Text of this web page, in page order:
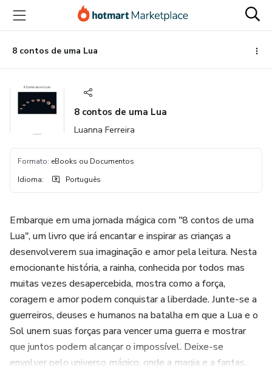
para
conteúdo
principal
para
pagamento
para
rodapé8 contos de uma Lua
8 contos de uma Lua
Luanna Ferreira
Formato: eBooks ou Documentos
Idioma: Português
Embarque em uma jornada mágica com "8 contos de uma
Lua", um livro que irá encantar e inspirar as crianças a
desenvolverem sua imaginação e amor pela leitura. Nesta
emocionante história, a rainha, conhecida por todos mas
muitas vezes desapercebida, mostra como a força,
coragem e amor podem conquistar a liberdade. Junte-se a
guerreiros, deuses e humanos na batalha em que a Lua e o
Sol unem suas forças para vencer uma guerra e mostrar
que juntos podem alcançar o impossível. Deixe-se
envolver pelo universo mágico, onde a magia e a fantas...